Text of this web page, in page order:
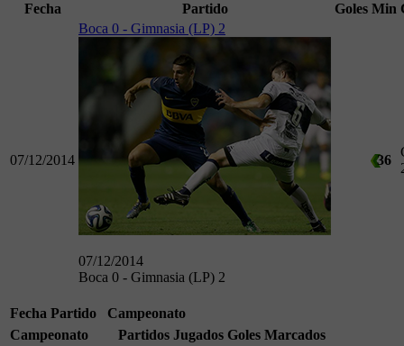
Fecha Partido Goles Min
07/12/2014
Boca 0 - Gimnasia (LP) 2
07/12/2014
Boca 0 - Gimnasia (LP) 2
36
Fecha Partido
Campeonato
Campeonato
Partidos Jugados Goles Marcados